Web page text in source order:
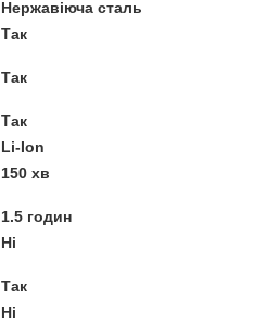
Нержавіюча сталь
Так
Так
Так
Li-Ion
150 хв
1.5 годин
Ні
Так
Ні